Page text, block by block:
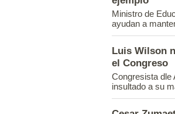
Ministro de
ayudan a
Luis Wilson
el Congreso
Congresista dle
insultado a su